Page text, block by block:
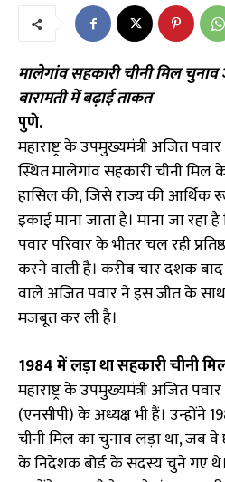
मालेगांव सहकारी चीनी मिल
बारामती में बढ़ाई ताकत
पुणे.
महाराष्ट्र के उपमुख्यमंत्री अजित
स्थित मालेगांव सहकारी चीनी
हासिल की, जिसे राज्य की
इकाई माना जाता है। माना जा
पवार परिवार के भीतर चल रही
करने वाली है। करीब चार दशक बाद
वाले अजित पवार ने इस जीत के
मजबूत कर ली है।
1984 में लड़ा था सहकारी चीनी
महाराष्ट्र के उपमुख्यमंत्री अजित पवार
(एनसीपी) के अध्यक्ष भी हैं। उन्होंने
चीनी मिल का चुनाव लड़ा था, जब वे
के निदेशक बोर्ड के सदस्य चुने गए